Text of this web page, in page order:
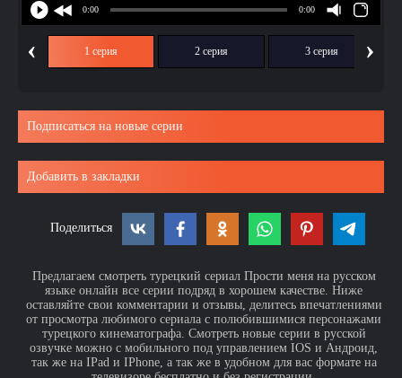
‹ 1 серия 2 серия 3 серия ›
Подписаться на новые серии
Добавить в закладки
Поделиться
Предлагаем смотреть турецкий сериал Прости меня на русском
языке онлайн все серии подряд в хорошем качестве. Ниже
оставляйте свои комментарии и отзывы, делитесь впечатлениями
от просмотра любимого сериала с полюбившимися персонажами
турецкого кинематографа. Смотреть новые серии в русской
озвучке можно с мобильного под управлением IOS и Андроид,
так же на IPad и IPhone, а так же в удобном для вас формате на